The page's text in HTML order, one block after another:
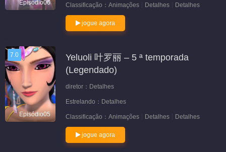
Episódio06 Classificação： Animações Detalhes Detalhes
jogue agora
7.0
Episódio05
Yeluoli 叶罗丽 – 5 ª temporada
(Legendado)
diretor： Detalhes
Estrelando： Detalhes
Classificação： Animações Detalhes Detalhes
jogue agora